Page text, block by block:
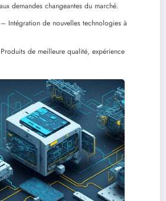
demandes changeantes du marché.
– Intégration de nouvelles technologies à
de meilleure qualité, expérience